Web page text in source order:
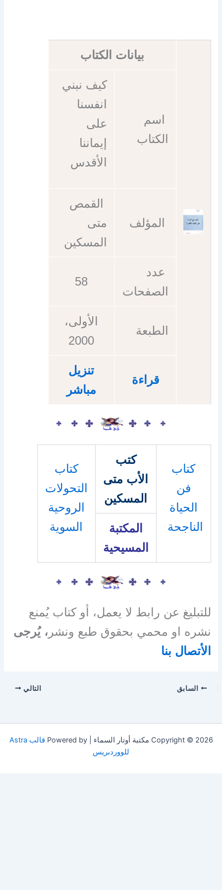
بيانات الكتاب
اسم
الكتاب
كيف نبني
انفسنا
على
إيماننا
الأقدس
المؤلف
القمص
متى
المسكين
عدد
الصفحات
58
الطبعة
الأولى،
2000
قراءة
تنزيل
مباشر
كتاب
فن
الحياة
الناجحة
كتب
الأب متى
المسكين
كتاب
التحولات
الروحية
السوية
المكتبة
المسيحية
للتبليغ عن رابط لا يعمل، أو كتاب يُمنع
نشره او محمي بحقوق طبع ونشر ، يُرجى
الأتصال بنا
السابق التالي
Copyright © 2026 مكتبة أوتار السماء | Powered by
قالب Astra
للووردبريس